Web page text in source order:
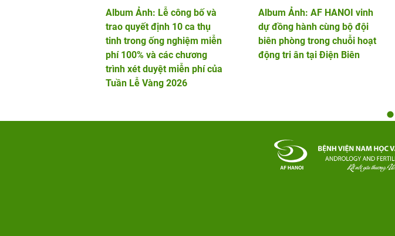
Album Ảnh: Lễ công bố và
trao quyết định 10 ca thụ
tinh trong ống nghiệm miễn
phí 100% và các chương
trình xét duyệt miễn phí của
Tuần Lễ Vàng 2026
Album Ảnh: AF HANOI vinh
dự đồng hành cùng bộ đội
biên phòng trong chuỗi hoạt
động tri ân tại Điện Biên